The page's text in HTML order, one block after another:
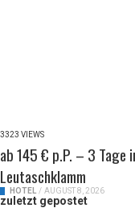
3323 VIEWS
ab 145 € p.P. – 3 Tage
Leutaschklamm
HOTEL / AUGUST 8, 2026
zuletzt gepostet